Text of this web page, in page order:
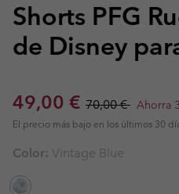
Shorts PFG
de Disney
Sale price:
49,00 € Regular price:
70,00 € Ahorra
El precio más bajo en los últimos 30
Color: Vintage Blue